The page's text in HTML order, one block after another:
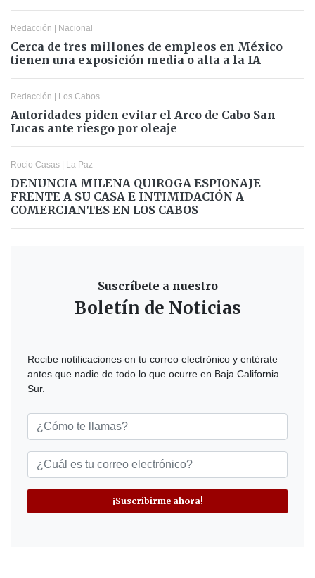
Redacción Nacional
Cerca de tres millones de empleos en México
tienen una exposición media o alta a la IA
Redacción Los Cabos
Autoridades piden evitar el Arco de Cabo San
Lucas ante riesgo por oleaje
Rocio Casas La Paz
DENUNCIA MILENA QUIROGA ESPIONAJE
FRENTE A SU CASA E INTIMIDACIÓN A
COMERCIANTES EN LOS CABOS
Suscríbete a nuestro
Boletín de Noticias
Recibe notificaciones en tu correo electrónico y entérate
antes que nadie de todo lo que ocurre en Baja California
Sur.
¡Suscribirme ahora!